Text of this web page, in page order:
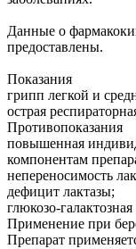
Данные о
предоставлены.
Показания
грипп легкой и
острая
Противопоказания
повышенная
компонентам
непереносимость
дефицит лактазы;
глюкозо-
Применение при
Препарат